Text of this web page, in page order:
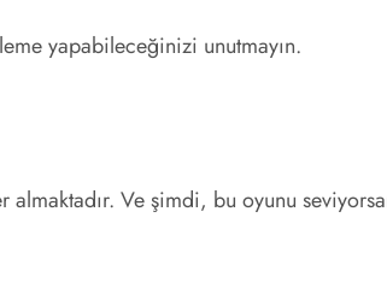
yapabileceğinizi unutmayın.
Ve şimdi, bu oyunu